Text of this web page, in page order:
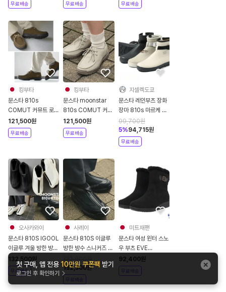
첫 구매, 앱 전용 10만원 쿠폰팩 받기
로그인 후 확인하기
무료배송 무료배송 무료배송
킹부타
문스타 810s
COMUT 커뮤트 로퍼
모카신 티롤리안 슈즈
ET036 라이트브라
운
121,500원
무료배송
킹부타
문스타 moonstar
810s COMUT 커뮤
트 로퍼 모카신 티롤리
안 슈즈 ET036 샌드
121,500원
무료배송
지셀렉도쿄
문스타 레인부츠 장화
장마 810s 마르케 모
디 ET027 4컬러
99,700원
5%94,715원
무료배송
오사카와이
문스타 810S IGOOL
이글루 겨울 방한 방수
지퍼 스니커즈 남여공
용 ET042
132,500원
무료배송
사레이
문스타 810S 이글루
방한 방수 스니커즈 남
화이트 ET042
132,300원
무료배송
미트재팬
문스타 여성 윈터 스노
우 부츠 EVE
FGL106
13560571 24W
92,400원
무료배송